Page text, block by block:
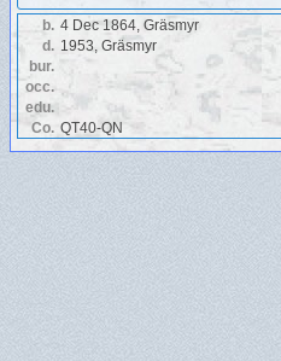
b. 4 Dec 1864, Gräsmyr
d. 1953, Gräsmyr
bur.
occ.
edu.
Co. QT40-QN